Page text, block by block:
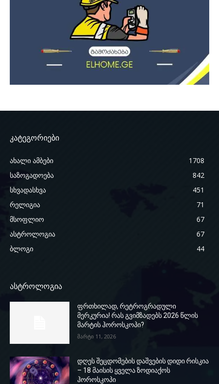
კატეგორიები
ახალი ამბები
1708
საზოგადოება
842
სხვადასხვა
451
რელიგია
71
მსოფლიო
67
ასტროლოგია
67
ბლოგი
44
ასტროლოგია
ფრთხილად, რეტროგრადული
მერკურია! რას გვიმზადებს 2026 წლის
მარტის ჰოროსკოპი?
მარტი 11, 2026
დღეს შეცდომების დაშვების დიდი რისკია
– 18 მაისის ყველა ზოდიაქოს
ჰოროსკოპი